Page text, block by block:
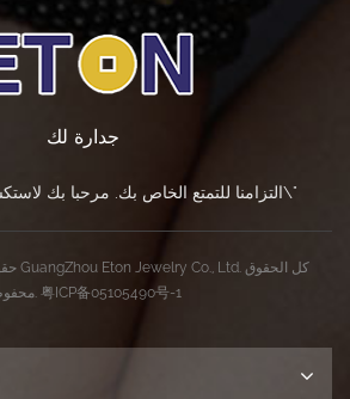
جدارة لك
التزامنا للتمتع الخاص بك. مرحبا بك لاستكشاف \"تجربة ايتون\"
محفوظة. 粤ICP备05105490号-1